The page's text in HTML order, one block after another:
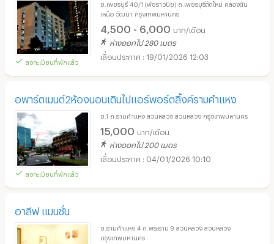
ลงทะเบียนที่พักแล้ว
ซ.เพชรบุรี 40/1 (พัชราวนิช) ถ.เพชรบุรีตัดใหม่ คลองตัน
เหนือ วัฒนา กรุงเทพมหานคร
4,500 - 6,000 บาท/เดือน
ห่างออกไป 280 เมตร
19/01/2026 12:03
อพาร์ตเมนต์2ห้องนอนเดินไปแอร์พอร์ตลิ้งค์รามคำแหง
ลงทะเบียนที่พักแล้ว
ซ.1 ถ.รามคำแหง สวนหลวง สวนหลวง กรุงเทพมหานคร
15,000 บาท/เดือน
ห่างออกไป 200 เมตร
04/01/2026 10:10
อาลีฟ แมนชั่น
ซ.รามคำแหง 4 ถ.พระราม 9 สวนหลวง สวนหลวง
กรุงเทพมหานคร